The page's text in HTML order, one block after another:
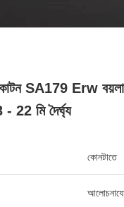
SA179 Erw
- 22 মি দৈর্ঘ্য
কোনটাতে